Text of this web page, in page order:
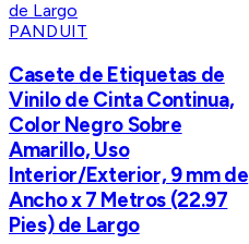
PANDUIT
Casete de Etiquetas de
Vinilo de Cinta Continua,
Color Negro Sobre
Amarillo, Uso
Interior/Exterior, 9 mm de
Ancho x 7 Metros (22.97
Pies) de Largo